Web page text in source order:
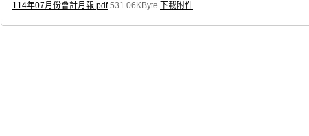
114年07月份會計月報.pdf 531.06KByte 下載附件